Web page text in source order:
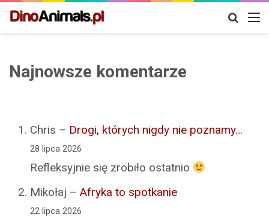
Szukaj
Najnowsze komentarze
Chris – Drogi, których nigdy nie poznamy…
28 lipca 2026
Refleksyjnie się zrobiło ostatnio
Mikołaj – Afryka to spotkanie
22 lipca 2026